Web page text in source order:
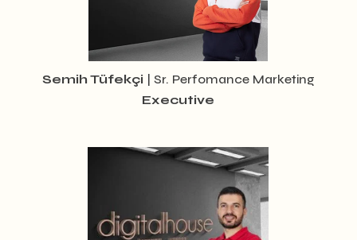
Semih Tüfekçi | Sr. Perfomance Marketing
Executive